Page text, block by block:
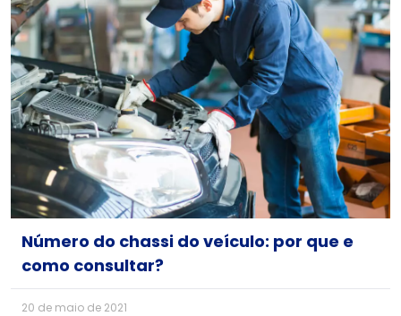
Número do chassi do veículo: por que e
como consultar?
20 de maio de 2021